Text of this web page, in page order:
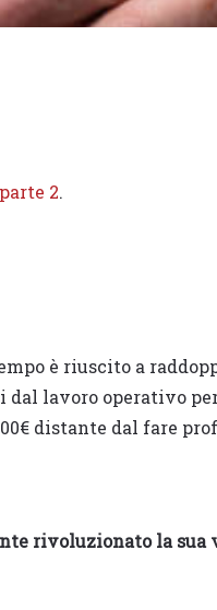
parte 2.
è riuscito a
lavoro operativo
distante dal fare
rivoluzionato la